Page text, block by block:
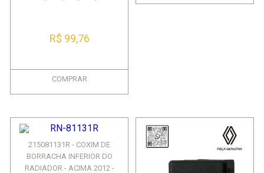
R$ 99,76
COMPRAR
215081131R - COXIM DE
BORRACHA INFERIOR DO
RADIADOR - ACIMA 2012 -